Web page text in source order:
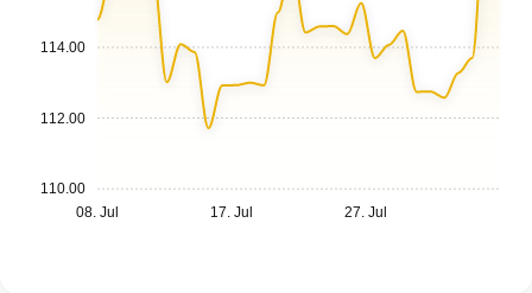
114.00
112.00
110.00
08. Jul
17. Jul 27. Jul